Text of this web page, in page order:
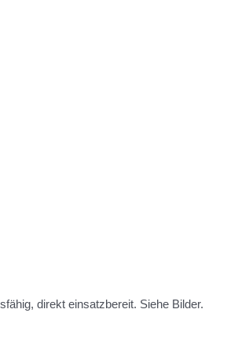
direkt einsatzbereit. Siehe Bilder.